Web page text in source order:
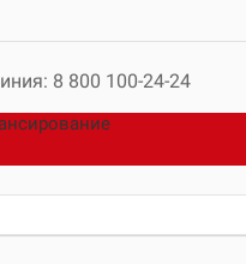
8 800 100-24-24